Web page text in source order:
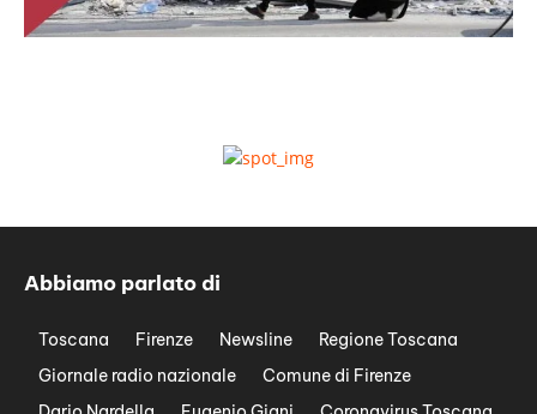
Abbiamo parlato di
Toscana Firenze Newsline
Regione Toscana
Giornale radio nazionale
Comune di Firenze